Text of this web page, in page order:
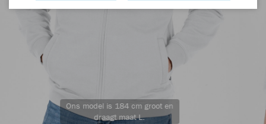
Ons model is 184 cm groot en
draagt maat L.